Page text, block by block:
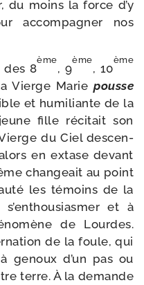
du moins la force d’y
accom­pa­gner nos
des 8
ème
, 9
ème
, 10
ème
Vierge Mariepousse
et humi­liante de la
fille réci­tait son
du Ciel des­cen­
en extase devant
chan­geait au point
les témoins de la
et à
de Lourdes.
de la foule, qui
genoux d’un pas ou
terre. À la demande